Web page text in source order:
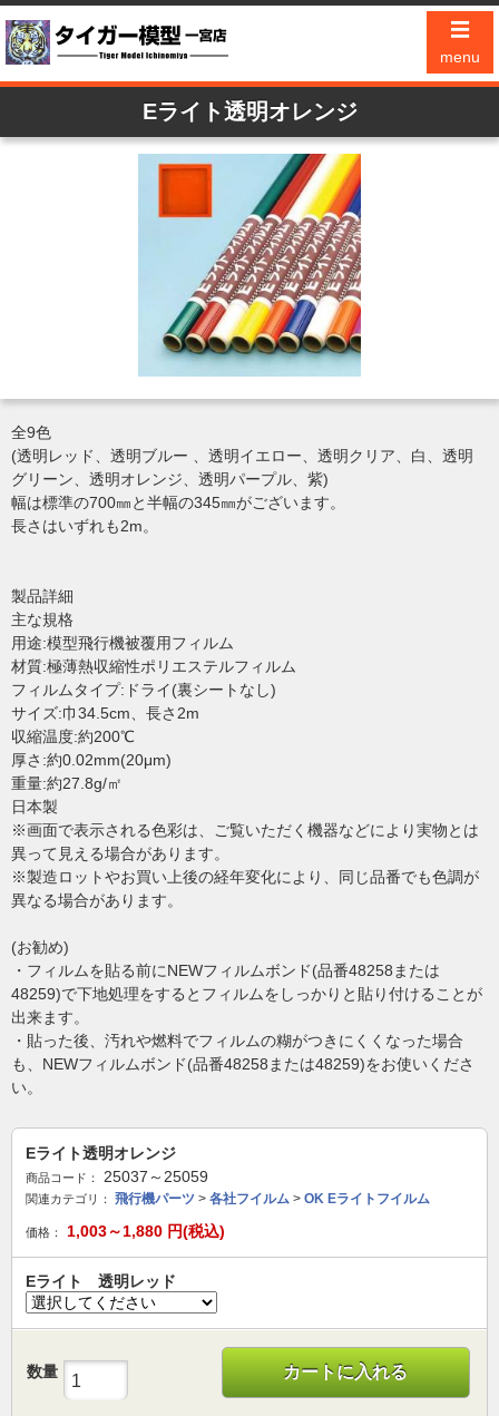
☰
menu
Eライト透明オレンジ
全9色
(透明レッド、透明ブルー 、透明イエロー、透明クリア、白、透明
グリーン、透明オレンジ、透明パープル、紫)
幅は標準の700㎜と半幅の345㎜がございます。
長さはいずれも2m。
製品詳細
主な規格
用途:模型飛行機被覆用フィルム
材質:極薄熱収縮性ポリエステルフィルム
フィルムタイプ:ドライ(裏シートなし)
サイズ:巾34.5cm、長さ2m
収縮温度:約200℃
厚さ:約0.02mm(20μm)
重量:約27.8g/㎡
日本製
※画面で表示される色彩は、ご覧いただく機器などにより実物とは
異って見える場合があります。
※製造ロットやお買い上後の経年変化により、同じ品番でも色調が
異なる場合があります。
(お勧め)
・フィルムを貼る前にNEWフィルムボンド(品番48258または
48259)で下地処理をするとフィルムをしっかりと貼り付けることが
出来ます。
・貼った後、汚れや燃料でフィルムの糊がつきにくくなった場合
も、NEWフィルムボンド(品番48258または48259)をお使いくださ
い。
Eライト透明オレンジ
商品コード： 25037～25059
関連カテゴリ： 飛行機パーツ > 各社フイルム > OK Eライトフイルム
価格： 1,003～1,880 円(税込)
Eライト 透明レッド
数量 カートに入れる